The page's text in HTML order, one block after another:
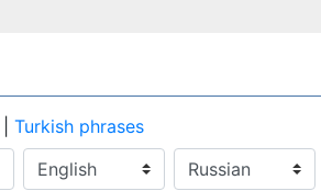
Turkish phrases